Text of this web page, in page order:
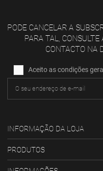
PODE CANCELAR A
PARA TAL,
CONTACTO NA
Aceito as condições
INFORMAÇÃO DA LOJA
PRODUTOS